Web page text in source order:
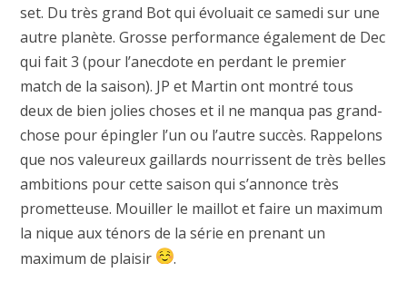
set. Du très grand Bot qui évoluait ce samedi sur une
autre planète. Grosse performance également de Dec
qui fait 3 (pour l’anecdote en perdant le premier
match de la saison). JP et Martin ont montré tous
deux de bien jolies choses et il ne manqua pas grand-
chose pour épingler l’un ou l’autre succès. Rappelons
que nos valeureux gaillards nourrissent de très belles
ambitions pour cette saison qui s’annonce très
prometteuse. Mouiller le maillot et faire un maximum
la nique aux ténors de la série en prenant un
maximum de plaisir
.